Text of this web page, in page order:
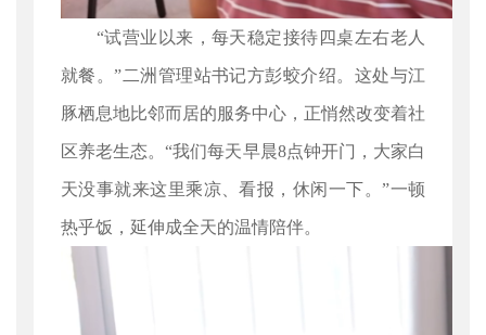
“试营业以来，每天稳定接待四桌左右老人
就餐。”二洲管理站书记方彭蛟介绍。这处与江
豚栖息地比邻而居的服务中心，正悄然改变着社
区养老生态。“我们每天早晨8点钟开门，大家白
天没事就来这里乘凉、看报，休闲一下。”一顿
热乎饭，延伸成全天的温情陪伴。